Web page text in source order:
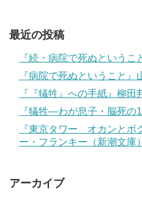
最近の投稿
『続・病院で死ぬというこ
『病院で死ぬということ』
『『犠牲』への手紙』柳田
『犠牲―わが息子・脳死の
『東京タワー オカンとボ
ー・フランキー（新潮文庫）
アーカイブ